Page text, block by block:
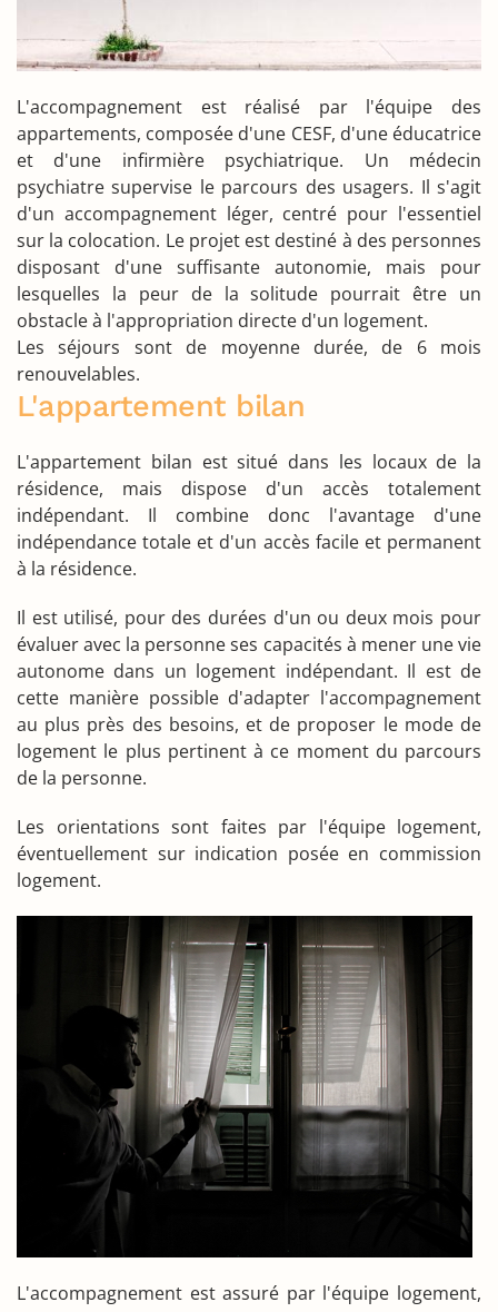
L'accompagnement est réalisé par l'équipe des
appartements, composée d'une CESF, d'une éducatrice
et d'une infirmière psychiatrique. Un médecin
psychiatre supervise le parcours des usagers. Il s'agit
d'un accompagnement léger, centré pour l'essentiel
sur la colocation. Le projet est destiné à des personnes
disposant d'une suffisante autonomie, mais pour
lesquelles la peur de la solitude pourrait être un
obstacle à l'appropriation directe d'un logement.
Les séjours sont de moyenne durée, de 6 mois
renouvelables.
L'appartement bilan
L'appartement bilan est situé dans les locaux de la
résidence, mais dispose d'un accès totalement
indépendant. Il combine donc l'avantage d'une
indépendance totale et d'un accès facile et permanent
à la résidence.
Il est utilisé, pour des durées d'un ou deux mois pour
évaluer avec la personne ses capacités à mener une vie
autonome dans un logement indépendant. Il est de
cette manière possible d'adapter l'accompagnement
au plus près des besoins, et de proposer le mode de
logement le plus pertinent à ce moment du parcours
de la personne.
Les orientations sont faites par l'équipe logement,
éventuellement sur indication posée en commission
logement.
L'accompagnement est assuré par l'équipe logement,